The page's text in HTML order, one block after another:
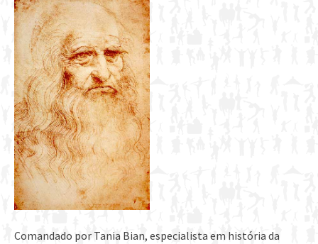
Comandado por Tania Bian, especialista em história da